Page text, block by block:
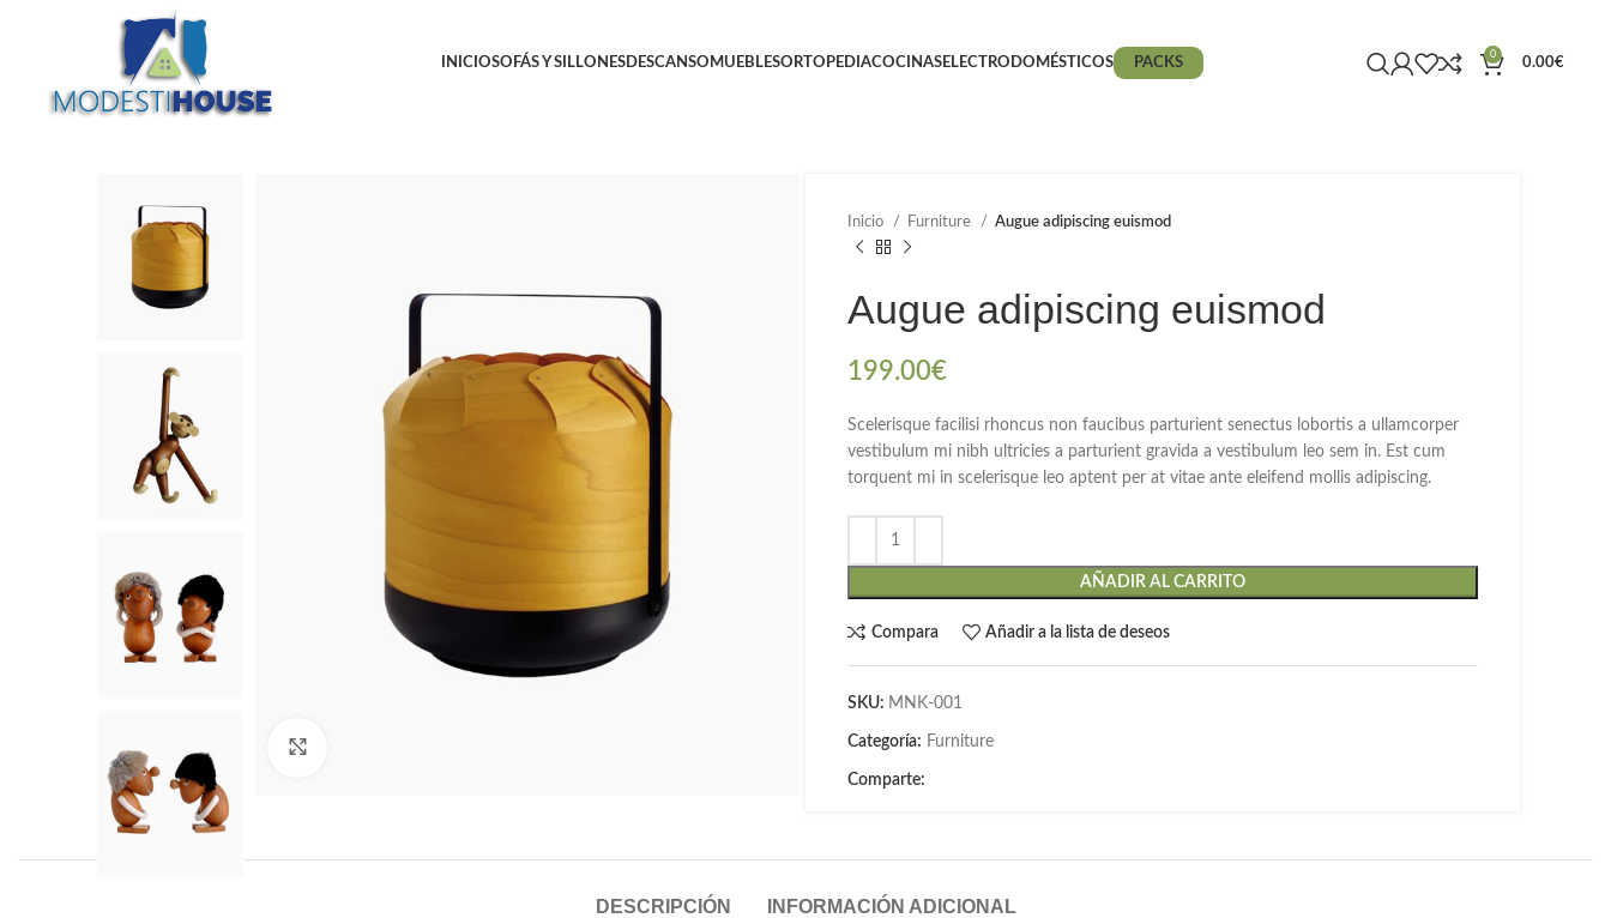
INICIOSOFÁS Y SILLONESDESCANSO MUEBLESORTOPEDIACOCINASELECTRODOMÉSTICOS PACKS
0
0.00€
Inicio Furniture Augue adipiscing euismod
Augue adipiscing euismod
199.00€
Scelerisque facilisi rhoncus non faucibus parturient senectus lobortis a ullamcorper
vestibulum mi nibh ultricies a parturient gravida a vestibulum leo sem in. Est cum
torquent mi in scelerisque leo aptent per at vitae ante eleifend mollis adipiscing.
AÑADIR AL CARRITO
Compara Añadir a la lista de deseos
SKU: MNK-001
Categoría: Furniture
Comparte:
DESCRIPCIÓN INFORMACIÓN ADICIONAL